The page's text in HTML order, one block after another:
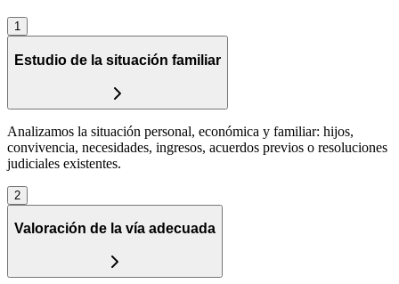
1
Estudio de la situación familiar
Analizamos la situación personal, económica y familiar: hijos,
convivencia, necesidades, ingresos, acuerdos previos o resoluciones
judiciales existentes.
2
Valoración de la vía adecuada